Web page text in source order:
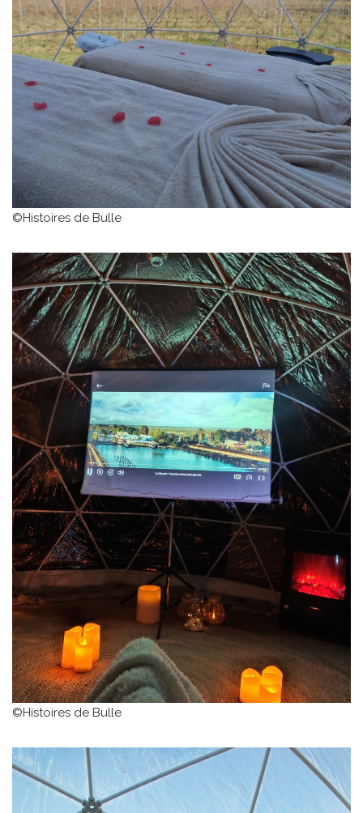
©Histoires de Bulle
©Histoires de Bulle